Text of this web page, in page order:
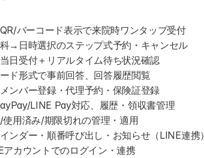
バーコード表示で来院時ワンタップ受付
→日時選択のステップ式予約・キャンセル
日受付＋リアルタイム待ち状況確認
ド形式で事前回答、回答履歴閲覧
ンバー登録・代理予約・保険証登録
LINE Pay対応、履歴・領収書管理
用済み/期限切れの管理・適用
ダー・順番呼び出し・お知らせ（LINE連携）
カウントでのログイン・連携